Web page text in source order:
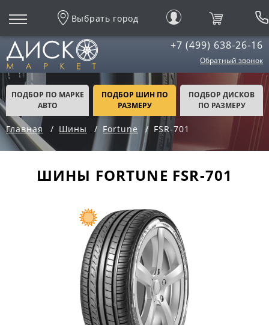
Выбрать город
+7 (499) 638-26-16
Обратный звонок
ПОДБОР ПО МАРКЕ
АВТО
ПОДБОР ШИН ПО
РАЗМЕРУ
ПОДБОР ДИСКОВ
ПО РАЗМЕРУ
Главная Шины Fortune FSR-701
ШИНЫ FORTUNE FSR-701